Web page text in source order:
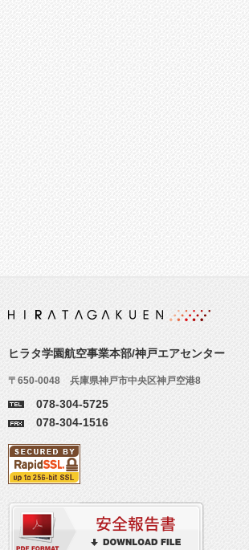
ヒラタ学園航空事業本部/神戸エアセンター
〒650-0048 兵庫県神戸市中央区神戸空港8
078-304-5725
078-304-1516